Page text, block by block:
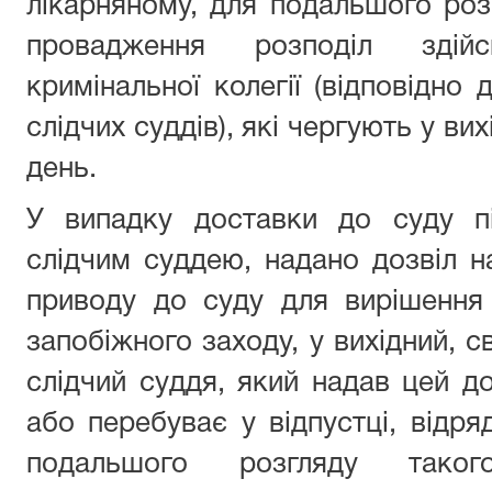
лікарняному, для подальшого
провадження розподіл
кримінальної колегії
слідчих суддів), які чергують у
день.
У випадку доставки до суду
слідчим суддею, надано дозвіл
приводу до суду для вирішення
запобіжного заходу, у вихідний,
слідчий суддя, який надав цей
або перебуває у відпустці,
подальшого розгляду